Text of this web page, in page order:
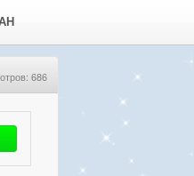
686